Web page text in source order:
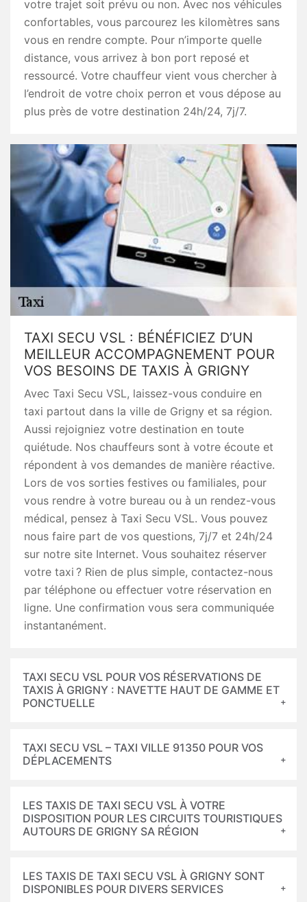
votre trajet soit prévu ou non. Avec nos véhicules
confortables, vous parcourez les kilomètres sans
vous en rendre compte. Pour n’importe quelle
distance, vous arrivez à bon port reposé et
ressourcé. Votre chauffeur vient vous chercher à
l’endroit de votre choix perron et vous dépose au
plus près de votre destination 24h/24, 7j/7.
TAXI SECU VSL : BÉNÉFICIEZ D’UN
MEILLEUR ACCOMPAGNEMENT POUR
VOS BESOINS DE TAXIS À GRIGNY
Avec Taxi Secu VSL, laissez-vous conduire en
taxi partout dans la ville de Grigny et sa région.
Aussi rejoigniez votre destination en toute
quiétude. Nos chauffeurs sont à votre écoute et
répondent à vos demandes de manière réactive.
Lors de vos sorties festives ou familiales, pour
vous rendre à votre bureau ou à un rendez-vous
médical, pensez à Taxi Secu VSL. Vous pouvez
nous faire part de vos questions, 7j/7 et 24h/24
sur notre site Internet. Vous souhaitez réserver
votre taxi ? Rien de plus simple, contactez-nous
par téléphone ou effectuer votre réservation en
ligne. Une confirmation vous sera communiquée
instantanément.
TAXI SECU VSL POUR VOS RÉSERVATIONS DE
TAXIS À GRIGNY : NAVETTE HAUT DE GAMME ET
PONCTUELLE
TAXI SECU VSL – TAXI VILLE 91350 POUR VOS
DÉPLACEMENTS
LES TAXIS DE TAXI SECU VSL À VOTRE
DISPOSITION POUR LES CIRCUITS TOURISTIQUES
AUTOURS DE GRIGNY SA RÉGION
LES TAXIS DE TAXI SECU VSL À GRIGNY SONT
DISPONIBLES POUR DIVERS SERVICES